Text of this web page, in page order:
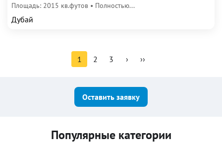
Площадь: 2015 кв.футов • Полностью...
Дубай
1 2 3 › ››
Оставить заявку
Популярные категории